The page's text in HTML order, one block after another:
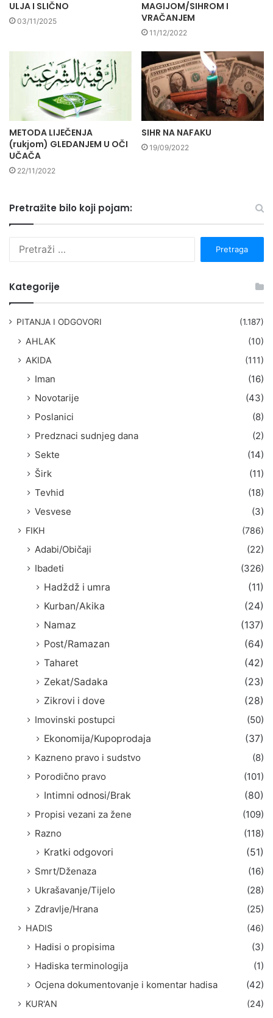
ULJA I SLIČNO
03/11/2025
MAGIJOM/SIHROM I
VRAČANJEM
11/12/2022
METODA LIJEČENJA
(rukjom) GLEDANJEM U OČI
UČAČA
22/11/2022
SIHR NA NAFAKU
19/09/2022
Pretražite bilo koji pojam:
Kategorije
PITANJA I ODGOVORI (1.187)
AHLAK
(10)
AKIDA
(111)
Iman
(16)
Novotarije
(43)
Poslanici
(8)
Predznaci sudnjeg dana
(2)
Sekte
(14)
Širk
(11)
Tevhid
(18)
Vesvese
(3)
FIKH (786)
Adabi/Običaji
(22)
Ibadeti
(326)
Hadždž i umra
(11)
Kurban/Akika
(24)
Namaz
(137)
Post/Ramazan
(64)
Taharet
(42)
Zekat/Sadaka
(23)
Zikrovi i dove
(28)
Imovinski postupci
(50)
Ekonomija/Kupoprodaja
(37)
Kazneno pravo i sudstvo
(8)
Porodično pravo
(101)
Intimni odnosi/Brak
(80)
Propisi vezani za žene
(109)
Razno
(118)
Kratki odgovori
(51)
Smrt/Dženaza
(16)
Ukrašavanje/Tijelo
(28)
Zdravlje/Hrana
(25)
HADIS (46)
Hadisi o propisima
(3)
Hadiska terminologija
(1)
Ocjena dokumentovanje i komentar hadisa
(42)
KUR'AN (24)